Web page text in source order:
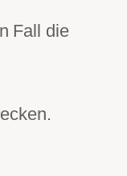
Fall die